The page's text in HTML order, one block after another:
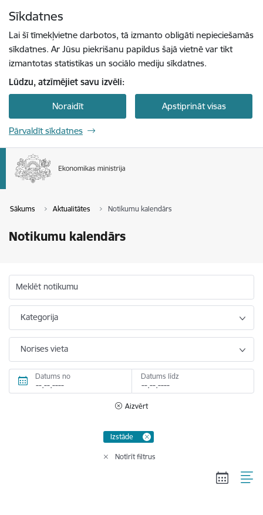
Sīkdatnes
Lai šī tīmekļvietne darbotos, tā izmanto obligāti nepieciešamās
sīkdatnes. Ar Jūsu piekrišanu papildus šajā vietnē var tikt
izmantotas statistikas un sociālo mediju sīkdatnes.
Lūdzu, atzīmējiet savu izvēli:
Noraidīt Apstiprināt visas
Pārvaldīt sīkdatnes
Sākums Aktualitātes Notikumu kalendārs
Notikumu kalendārs
Meklēt notikumu
Kategorija
Norises vieta
Datums no Datums līdz
Aizvērt
Izstāde
Notīrīt filtrus